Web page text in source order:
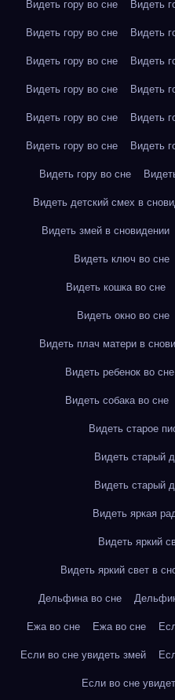
Видеть гору во сне Видеть
Видеть гору во сне Видеть
Видеть гору во сне Видеть
Видеть гору во сне Видеть
Видеть гору во сне Видеть
Видеть гору во сне Видеть
Видеть гору во сне
Видеть детский смех в
Видеть змей в сновидении
Видеть ключ во сне
Видеть кошка во сне
Видеть окно во сне
Видеть плач матери в
Видеть ребенок во сне
Видеть собака во сне
Видеть старое
Видеть старый
Видеть старый
Видеть яркая
Видеть яркий
Видеть яркий свет в
Дельфина во сне
Ежа во сне Ежа во сне
Если во сне увидеть змей
Если во сне